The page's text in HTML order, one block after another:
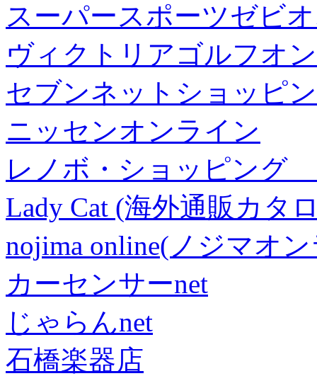
スーパースポーツゼビ
ヴィクトリアゴルフオ
セブンネットショッピ
ニッセンオンライン
レノボ・ショッピング
Lady Cat (海外通販カタ
nojima online(ノジマオ
カーセンサーnet
じゃらんnet
石橋楽器店